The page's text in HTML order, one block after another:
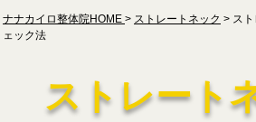
ナナカイロ整体院HOME > ストレートネック > ス
ェック法
ストレート